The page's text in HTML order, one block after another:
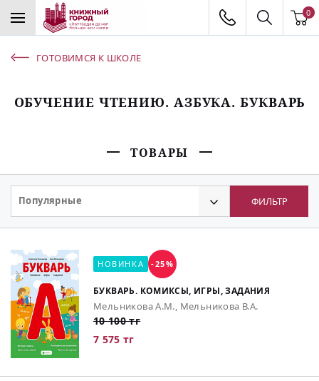
0
ГОТОВИМСЯ К ШКОЛЕ
ОБУЧЕНИЕ ЧТЕНИЮ. АЗБУКА. БУКВАРЬ
ТОВАРЫ
Популярные ФИЛЬТР
НОВИНКА -25%
БУКВАРЬ. КОМИКСЫ, ИГРЫ, ЗАДАНИЯ
Мельникова А.М., Мельникова В.А.
10 100 тг
7 575 тг